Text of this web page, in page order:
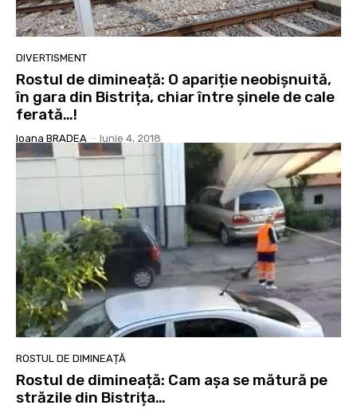
DIVERTISMENT
Rostul de dimineață: O apariție neobișnuită,
în gara din Bistrița, chiar între șinele de cale
ferată…!
Ioana BRADEA - Iunie 4, 2018
ROSTUL DE DIMINEAȚĂ
Rostul de dimineață: Cam așa se mătură pe
străzile din Bistrița…